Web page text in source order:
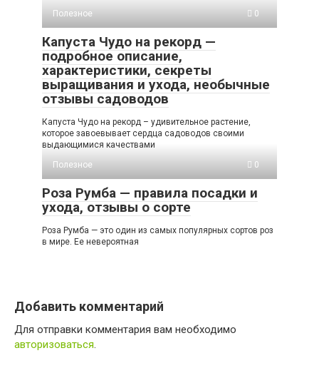
Полезное
0
Капуста Чудо на рекорд —
подробное описание,
характеристики, секреты
выращивания и ухода, необычные
отзывы садоводов
Капуста Чудо на рекорд – удивительное растение,
которое завоевывает сердца садоводов своими
выдающимися качествами
Полезное
0
Роза Румба — правила посадки и
ухода, отзывы о сорте
Роза Румба — это один из самых популярных сортов роз
в мире. Ее невероятная
Добавить комментарий
Для отправки комментария вам необходимо
авторизоваться.